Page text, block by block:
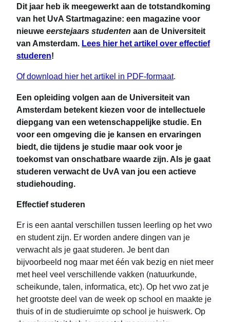
Dit jaar heb ik meegewerkt aan de totstandkoming
van het UvA Startmagazine: een magazine voor
nieuwe eerstejaars studenten aan de Universiteit
van Amsterdam. Lees hier het artikel over effectief
studeren!
Of download hier het artikel in PDF-formaat.
Een opleiding volgen aan de Universiteit van
Amsterdam betekent kiezen voor de intellectuele
diepgang van een wetenschappelijke studie. En
voor een omgeving die je kansen en ervaringen
biedt, die tijdens je studie maar ook voor je
toekomst van onschatbare waarde zijn. Als je gaat
studeren verwacht de UvA van jou een actieve
studiehouding.
Effectief studeren
Er is een aantal verschillen tussen leerling op het vwo
en student zijn. Er worden andere dingen van je
verwacht als je gaat studeren. Je bent dan
bijvoorbeeld nog maar met één vak bezig en niet meer
met heel veel verschillende vakken (natuurkunde,
scheikunde, talen, informatica, etc). Op het vwo zat je
het grootste deel van de week op school en maakte je
thuis of in de studieruimte op school je huiswerk. Op